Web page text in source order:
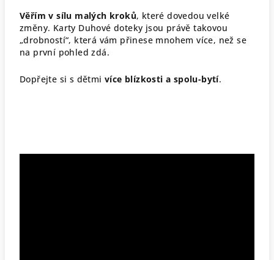
Věřím v sílu malých kroků, které dovedou velké
změny. Karty Duhové doteky jsou právě takovou
„drobností“, která vám přinese mnohem více, než se
na první pohled zdá.
Dopřejte si s dětmi více blízkosti a spolu-bytí.